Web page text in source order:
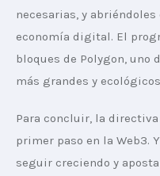
necesarias, y
economía digital. El
bloques de Polygon, uno
más grandes y
Para concluir, la
primer paso en la Web3.
seguir creciendo y